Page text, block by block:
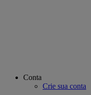
Conta
Crie sua conta